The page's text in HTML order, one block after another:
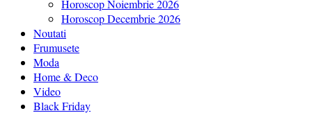
Horoscop Noiembrie 2026
Horoscop Decembrie 2026
Noutati
Frumusete
Moda
Home & Deco
Video
Black Friday